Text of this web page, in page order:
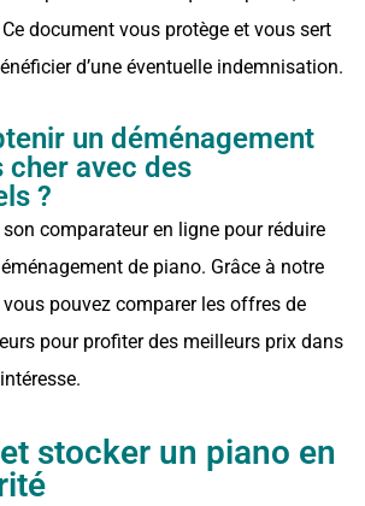
document vous protège et vous sert
d’une éventuelle indemnisation.
un déménagement
cher avec des
?
comparateur en ligne pour réduire
de piano. Grâce à notre
pouvez comparer les offres de
pour profiter des meilleurs prix dans
stocker un piano en